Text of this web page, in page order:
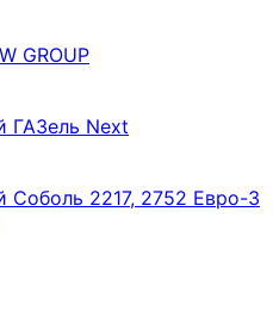
GROUP
ГАЗель Next
Соболь 2217, 2752 Евро-3